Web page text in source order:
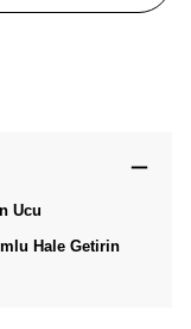
Ucu
Hale Getirin